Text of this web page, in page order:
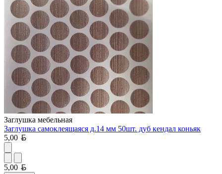
Заглушка мебельная
Заглушка самоклеящаяся д.14 мм 50шт. дуб кендал коньяк
5,00
5,00